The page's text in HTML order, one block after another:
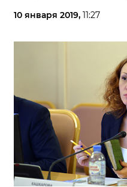
10 января 2019, 11:27